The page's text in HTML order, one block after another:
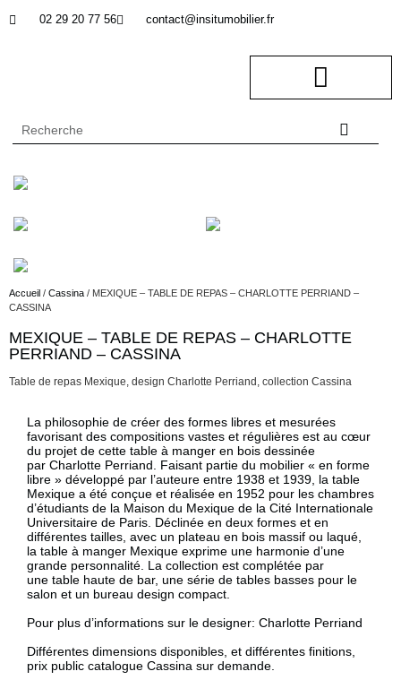
02 29 20 77 56 contact@insitumobilier.fr
Accueil / Cassina / MEXIQUE – TABLE DE REPAS – CHARLOTTE PERRIAND –
CASSINA
MEXIQUE – TABLE DE REPAS – CHARLOTTE
PERRIAND – CASSINA
Table de repas Mexique, design Charlotte Perriand, collection Cassina
Description
Description
La philosophie de créer des formes libres et mesurées
favorisant des compositions vastes et régulières est au cœur
du projet de cette table à manger en bois dessinée
par Charlotte Perriand. Faisant partie du mobilier « en forme
libre » développé par l’auteure entre 1938 et 1939, la table
Mexique a été conçue et réalisée en 1952 pour les chambres
d’étudiants de la Maison du Mexique de la Cité Internationale
Universitaire de Paris. Déclinée en deux formes et en
différentes tailles, avec un plateau en bois massif ou laqué,
la table à manger Mexique exprime une harmonie d’une
grande personnalité. La collection est complétée par
une table haute de bar, une série de tables basses pour le
salon et un bureau design compact.
Pour plus d’informations sur le designer: Charlotte Perriand
Différentes dimensions disponibles, et différentes finitions,
prix public catalogue Cassina sur demande.